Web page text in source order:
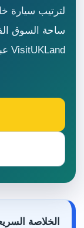
لترتيب سيارة
ساحة السوق
VisitUKLand عبر الرقم:
الخلاصة